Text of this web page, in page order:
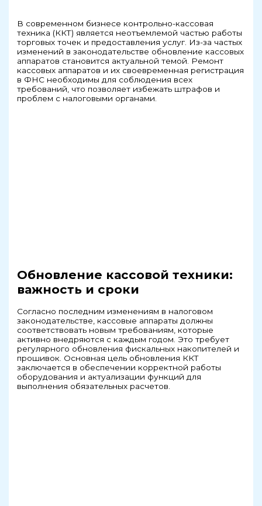
В современном бизнесе контрольно-кассовая
техника (ККТ) является неотъемлемой частью работы
торговых точек и предоставления услуг. Из-за частых
изменений в законодательстве обновление кассовых
аппаратов становится актуальной темой. Ремонт
кассовых аппаратов и их своевременная регистрация
в ФНС необходимы для соблюдения всех
требований, что позволяет избежать штрафов и
проблем с налоговыми органами.
Обновление кассовой техники:
важность и сроки
Согласно последним изменениям в налоговом
законодательстве, кассовые аппараты должны
соответствовать новым требованиям, которые
активно внедряются с каждым годом. Это требует
регулярного обновления фискальных накопителей и
прошивок. Основная цель обновления ККТ
заключается в обеспечении корректной работы
оборудования и актуализации функций для
выполнения обязательных расчетов.